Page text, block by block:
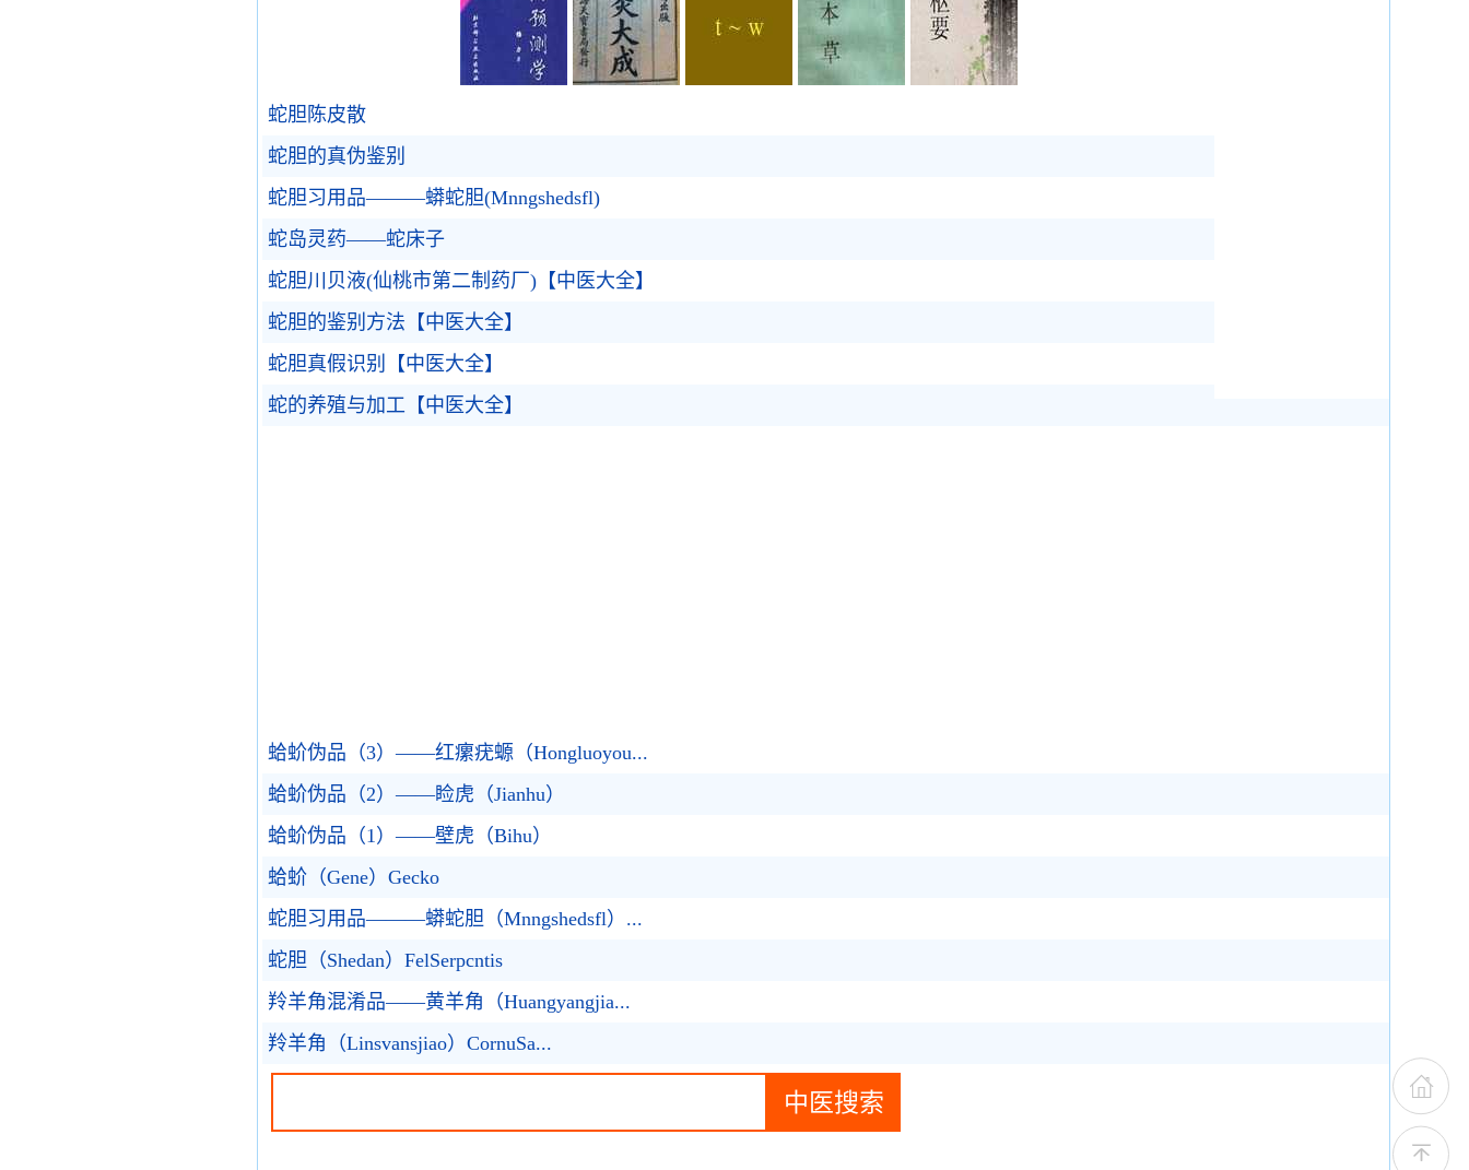
蛇胆陈皮散
蛇胆的真伪鉴别
蛇胆习用品———蟒蛇胆(Mnngshedsfl)
蛇岛灵药——蛇床子
蛇胆川贝液(仙桃市第二制药厂)【中医大全】
蛇胆的鉴别方法【中医大全】
蛇胆真假识别【中医大全】
蛇的养殖与加工【中医大全】
蛤蚧伪品（3）——红瘰疣螈（Hongluoyou...
蛤蚧伪品（2）——睑虎（Jianhu）
蛤蚧伪品（1）——壁虎（Bihu）
蛤蚧（Gene）Gecko
蛇胆习用品———蟒蛇胆（Mnngshedsfl）...
蛇胆（Shedan）FelSerpcntis
羚羊角混淆品——黄羊角（Huangyangjia...
羚羊角（Linsvansjiao）CornuSa...